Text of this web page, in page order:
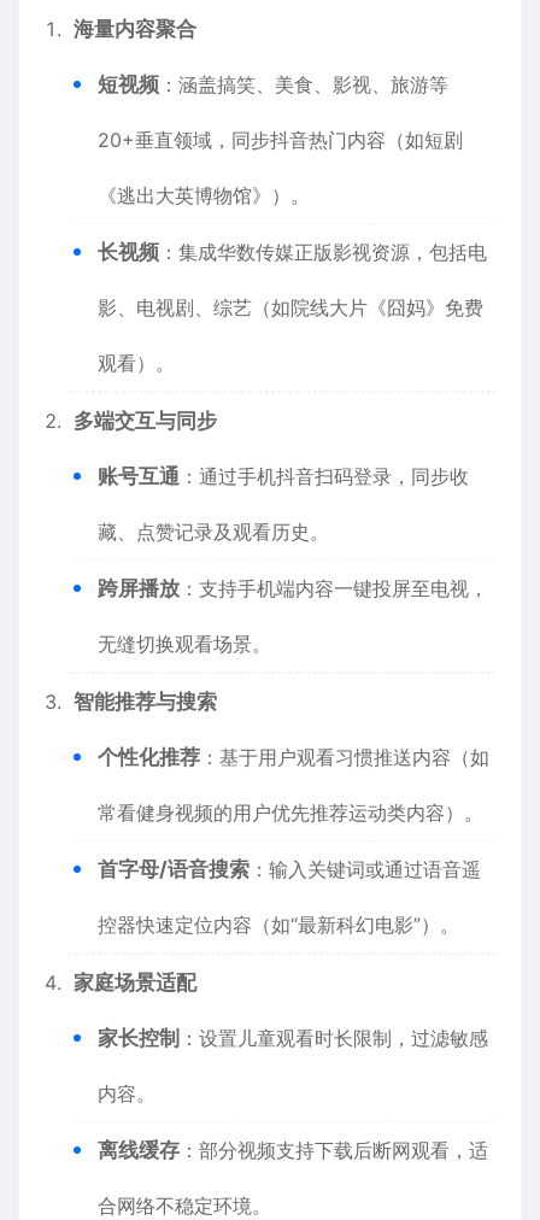
海量内容聚合
短视频 ：涵盖搞笑、美食、影视、旅游等
20+垂直领域，同步抖音热门内容（如短剧
《逃出大英博物馆》）。
长视频 ：集成华数传媒正版影视资源，包括电
影、电视剧、综艺（如院线大片《囧妈》免费
观看）。
多端交互与同步
账号互通 ：通过手机抖音扫码登录，同步收
藏、点赞记录及观看历史。
跨屏播放 ：支持手机端内容一键投屏至电视，
无缝切换观看场景。
智能推荐与搜索
个性化推荐 ：基于用户观看习惯推送内容（如
常看健身视频的用户优先推荐运动类内容）。
首字母/语音搜索 ：输入关键词或通过语音遥
控器快速定位内容（如“最新科幻电影”）。
家庭场景适配
家长控制 ：设置儿童观看时长限制，过滤敏感
内容。
离线缓存 ：部分视频支持下载后断网观看，适
合网络不稳定环境。